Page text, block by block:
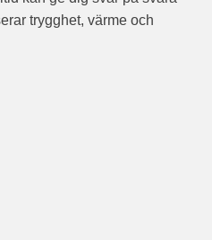
trygghet, värme och